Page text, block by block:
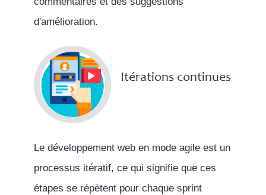
d'amélioration.
Itérations continues
Le développement web en mode agile est un
processus itératif, ce qui signifie que ces
étapes se répètent pour chaque sprint